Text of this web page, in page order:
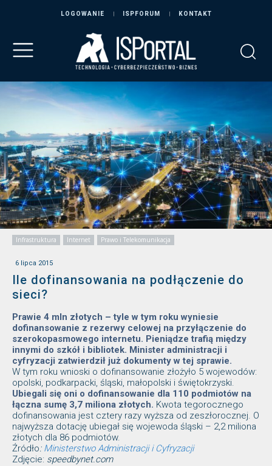
LOGOWANIE ISPFORUM KONTAKT
Infrastruktura Internet Prawo i Telekomunikacja
6 lipca 2015
Ile dofinansowania na podłączenie do
sieci?
Prawie 4 mln złotych – tyle w tym roku wyniesie
dofinansowanie z rezerwy celowej na przyłączenie do
szerokopasmowego internetu. Pieniądze trafią między
innymi do szkół i bibliotek. Minister administracji i
cyfryzacji zatwierdził już dokumenty w tej sprawie.
W tym roku wnioski o dofinansowanie złożyło 5 wojewodów:
opolski, podkarpacki, śląski, małopolski i świętokrzyski.
Ubiegali się oni o dofinansowanie dla 110 podmiotów na
łączna sumę 3,7 miliona złotych. Kwota tegorocznego
dofinansowania jest cztery razy wyższa od zeszłorocznej. O
najwyższa dotację ubiegał się wojewoda śląski – 2,2 miliona
złotych dla 86 podmiotów.
Źródło: Ministerstwo Administracji i Cyfryzacji
Zdjęcie: speedbynet.com